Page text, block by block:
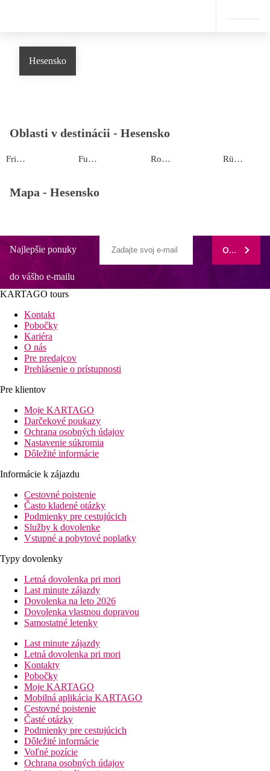
Hesensko
Oblasti v destinácii - Hesensko
Frielendorf Fulda Rotenburg Rüdesheim am Rhein
Mapa - Hesensko
Najlepšie ponuky
do vášho e-mailu
ODOBERAŤ
KARTAGO tours
Kontakt
Pobočky
Kariéra
O nás
Pre predajcov
Prehlásenie o prístupnosti
Pre klientov
Moje KARTAGO
Darčekové poukazy
Ochrana osobných údajov
Nastavenie súkromia
Dôležité informácie
Informácie k zájazdu
Cestovné poistenie
Často kladené otázky
Podmienky pre cestujúcich
Služby k dovolenke
Vstupné a pobytové poplatky
Typy dovolenky
Letná dovolenka pri mori
Last minute zájazdy
Dovolenka na leto 2026
Dovolenka vlastnou dopravou
Samostatné letenky
Last minute zájazdy
Letná dovolenka pri mori
Kontakty
Pobočky
Moje KARTAGO
Mobilná aplikácia KARTAGO
Cestovné poistenie
Časté otázky
Podmienky pre cestujúcich
Dôležité informácie
Voľné pozície
Ochrana osobných údajov